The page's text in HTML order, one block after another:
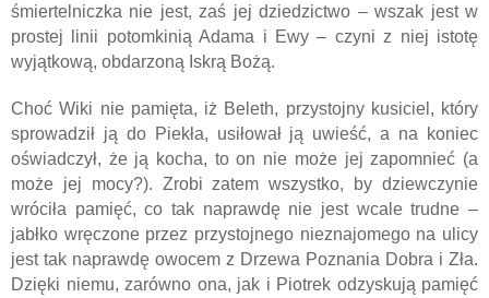
śmiertelniczka nie jest, zaś jej dziedzictwo – wszak jest w
prostej linii potomkinią Adama i Ewy – czyni z niej istotę
wyjątkową, obdarzoną Iskrą Bożą.
Choć Wiki nie pamięta, iż Beleth, przystojny kusiciel, który
sprowadził ją do Piekła, usiłował ją uwieść, a na koniec
oświadczył, że ją kocha, to on nie może jej zapomnieć (a
może jej mocy?). Zrobi zatem wszystko, by dziewczynie
wróciła pamięć, co tak naprawdę nie jest wcale trudne –
jabłko wręczone przez przystojnego nieznajomego na ulicy
jest tak naprawdę owocem z Drzewa Poznania Dobra i Zła.
Dzięki niemu, zarówno ona, jak i Piotrek odzyskują pamięć